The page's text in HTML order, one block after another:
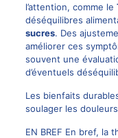
l’attention, comme le
déséquilibres
sucres. Des
améliorer ces
souvent une
d’éventuels
Les bienfaits
soulager les
EN BREF En bref, la